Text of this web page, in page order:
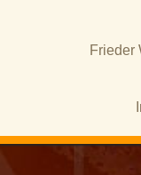
Frieder